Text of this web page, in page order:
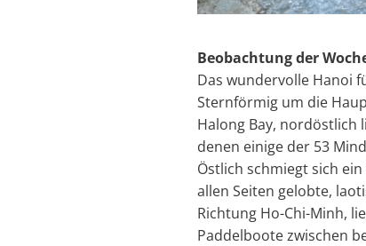
Beobachtung der
Das wundervolle Hanoi
Sternförmig um die
Halong Bay, nordöstlich
denen einige der 53
Östlich schmiegt sich
allen Seiten gelobte,
Richtung Ho-Chi-Minh,
Paddelboote zwischen